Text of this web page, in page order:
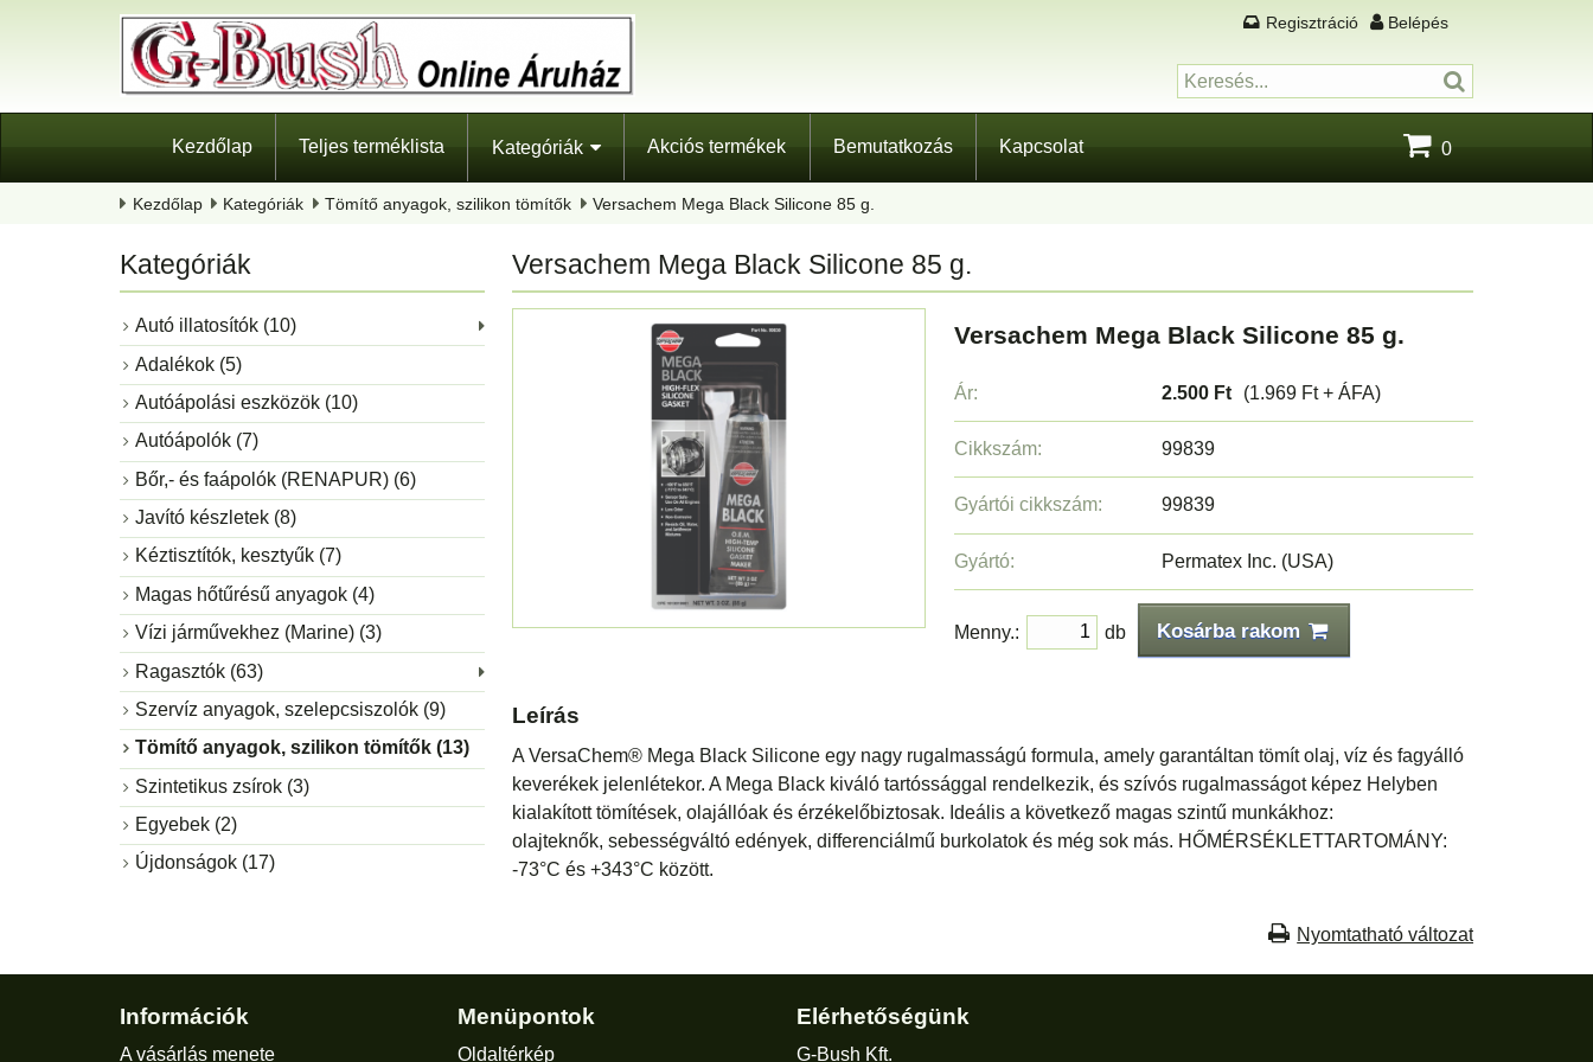
Regisztráció Belépés
Kezdőlap Teljes terméklista Kategóriák Akciós termékek Bemutatkozás Kapcsolat 0
Kezdőlap Kategóriák Tömítő anyagok, szilikon tömítők Versachem Mega Black Silicone 85 g.
Versachem Mega Black Silicone 85 g.
Versachem Mega Black Silicone 85 g.
Ár: 2.500 Ft (1.969 Ft + ÁFA)
Cikkszám: 99839
Gyártói cikkszám: 99839
Gyártó: Permatex Inc. (USA)
Menny.: db Kosárba rakom
Leírás
A VersaChem® Mega Black Silicone egy nagy rugalmasságú formula, amely garantáltan tömít olaj, víz és fagyálló
keverékek jelenlétekor. A Mega Black kiváló tartóssággal rendelkezik, és szívós rugalmasságot képez Helyben
kialakított tömítések, olajállóak és érzékelőbiztosak. Ideális a következő magas szintű munkákhoz:
olajteknők, sebességváltó edények, differenciálmű burkolatok és még sok más. HŐMÉRSÉKLETTARTOMÁNY:
-73°C és +343°C között.
Nyomtatható változat
Kategóriák
Autó illatosítók (10)
Adalékok (5)
Autóápolási eszközök (10)
Autóápolók (7)
Bőr,- és faápolók (RENAPUR) (6)
Javító készletek (8)
Kéztisztítók, kesztyűk (7)
Magas hőtűrésű anyagok (4)
Vízi járművekhez (Marine) (3)
Ragasztók (63)
Szervíz anyagok, szelepcsiszolók (9)
Tömítő anyagok, szilikon tömítők (13)
Szintetikus zsírok (3)
Egyebek (2)
Újdonságok (17)
Információk
A vásárlás menete
Menüpontok
Oldaltérkép
Elérhetőségünk
G-Bush Kft.